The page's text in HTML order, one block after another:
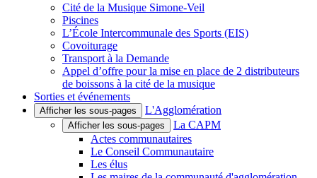
Cité de la Musique Simone-Veil
Piscines
L’École Intercommunale des Sports (EIS)
Covoiturage
Transport à la Demande
Appel d’offre pour la mise en place de 2 distributeurs
de boissons à la cité de la musique
Sorties et événements
Afficher les sous-pages L'Agglomération
Afficher les sous-pages
La CAPM
Actes communautaires
Le Conseil Communautaire
Les élus